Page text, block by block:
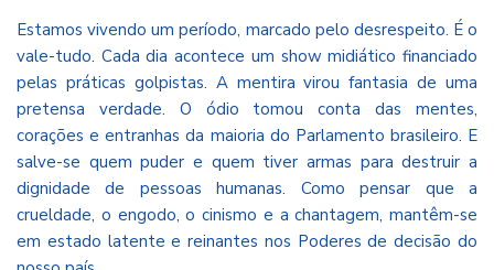
Estamos vivendo um período, marcado pelo desrespeito. É o
vale-tudo. Cada dia acontece um show midiático financiado
pelas práticas golpistas. A mentira virou fantasia de uma
pretensa verdade. O ódio tomou conta das mentes,
corações e entranhas da maioria do Parlamento brasileiro. E
salve-se quem puder e quem tiver armas para destruir a
dignidade de pessoas humanas. Como pensar que a
crueldade, o engodo, o cinismo e a chantagem, mantêm-se
em estado latente e reinantes nos Poderes de decisão do